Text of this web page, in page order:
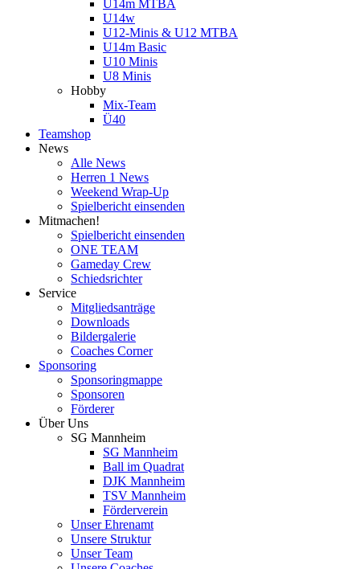
U14m MTBA
U14w
U12-Minis & U12 MTBA
U14m Basic
U10 Minis
U8 Minis
Hobby
Mix-Team
Ü40
Teamshop
News
Alle News
Herren 1 News
Weekend Wrap-Up
Spielbericht einsenden
Mitmachen!
Spielbericht einsenden
ONE TEAM
Gameday Crew
Schiedsrichter
Service
Mitgliedsanträge
Downloads
Bildergalerie
Coaches Corner
Sponsoring
Sponsoringmappe
Sponsoren
Förderer
Über Uns
SG Mannheim
SG Mannheim
Ball im Quadrat
DJK Mannheim
TSV Mannheim
Förderverein
Unser Ehrenamt
Unsere Struktur
Unser Team